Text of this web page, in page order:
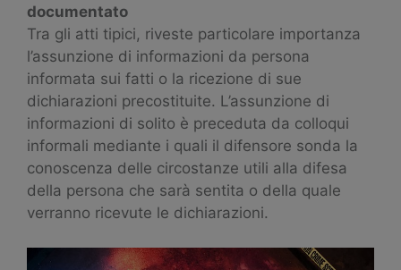
documentato
Tra gli atti tipici, riveste particolare importanza
l’assunzione di informazioni da persona
informata sui fatti o la ricezione di sue
dichiarazioni precostituite. L’assunzione di
informazioni di solito è preceduta da colloqui
informali mediante i quali il difensore sonda la
conoscenza delle circostanze utili alla difesa
della persona che sarà sentita o della quale
verranno ricevute le dichiarazioni.